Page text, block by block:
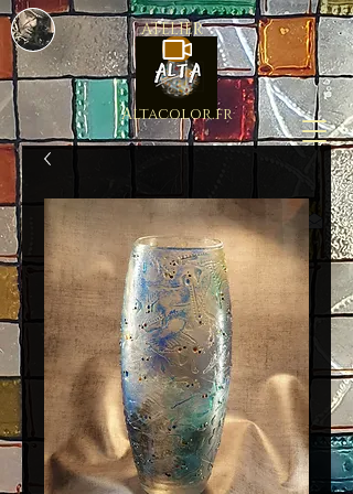
ATELIER
Altacolor.fr